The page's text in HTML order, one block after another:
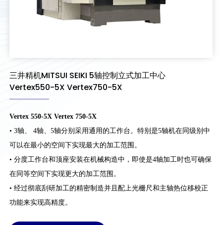
三井精机MITSUI SEIKI 5轴控制立式加工中心
Vertex550-5X Vertex750-5X
Vertex 550-5X Vertex 750-5X
• 3轴、 4轴、5轴分别采用通用的工作台。特别是5轴机在同级别中
可以在最小的空间下实现最大的加工范围。
• 分度工作台和顶座安装在机械构造中，即使是4轴加工时也可确保
在同等空间下实现更大的加工范围。
• 经过彻底刮研加工的精密制造并且配上光栅尺和主轴热位移校正
功能来实现高精度。